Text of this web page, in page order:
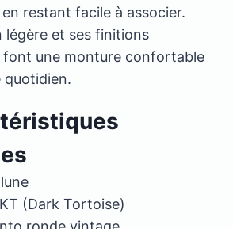
restant facile à associer.
légère et ses finitions
font une monture confortable
quotidien.
(Dark Tortoise)